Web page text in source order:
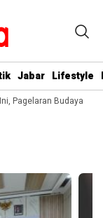
Jabar Lifestyle
Pagelaran Budaya